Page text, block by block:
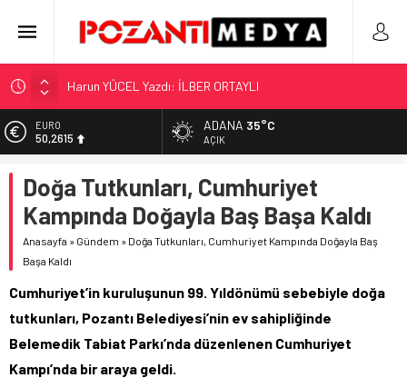
Harun YÜCEL Yazdı: İLBER ORTAYLI
“KILAVUZ HATİCE’NİN MEZARI NEREDE?!!!”
Adana’nın Gizli Cenneti Pozantı Akçatekir Yaylası
Gaziantep, Mersin ve Adana’da Web Tasarımın Öncüsü GZR
EURO
50,2615
5.910,66
BİST
11.456,34
DOLAR
ADANA 35°C
AÇIK
Doğa Tutkunları, Cumhuriyet
Kampında Doğayla Baş Başa Kaldı
Anasayfa » Gündem » Doğa Tutkunları, Cumhuriyet Kampında Doğayla Baş
Başa Kaldı
Cumhuriyet’in kuruluşunun 99. Yıldönümü sebebiyle doğa
tutkunları, Pozantı Belediyesi’nin ev sahipliğinde
Belemedik Tabiat Parkı’nda düzenlenen Cumhuriyet
Kampı’nda bir araya geldi.